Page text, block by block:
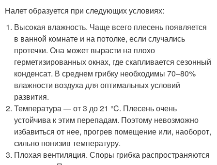
Налет образуется при следующих условиях:
Высокая влажность. Чаще всего плесень появляется
в ванной комнате и на потолке, если случались
протечки. Она может вырасти на плохо
герметизированных окнах, где скапливается сезонный
конденсат. В среднем грибку необходимы 70–80%
влажности воздуха для оптимальных условий
развития.
Температура — от 3 до 21 °C. Плесень очень
устойчива к этим перепадам. Поэтому невозможно
избавиться от нее, прогрев помещение или, наоборот,
сильно понизив температуру.
Плохая вентиляция. Споры грибка распространяются